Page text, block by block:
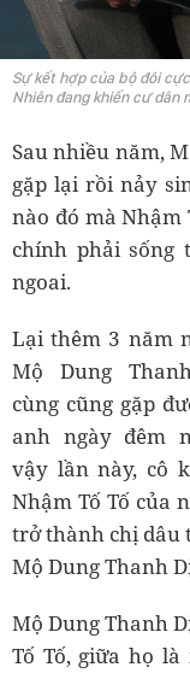
Sự kết hợp của bộ đôi
Nhiên đang khiến cư dân
Sau nhiều năm,
gặp lại rồi nảy
nào đó mà Nhậm
chính phải sống
ngoai.
Lại thêm 3 năm
Mộ Dung
cùng cũng gặp
anh ngày đêm
vậy lần này, cô
Nhậm Tố Tố của
trở thành chị dâu
Mộ Dung Thanh
Mộ Dung Thanh
Tố Tố, giữa họ